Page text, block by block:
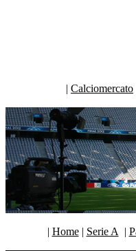
| Calciomercato
| Home| Serie A |